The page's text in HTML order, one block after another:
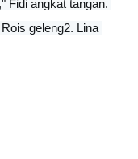
Fidi angkat tangan.
geleng2. Lina